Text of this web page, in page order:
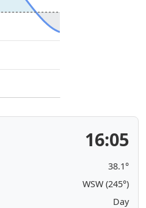
16:05
38.1°
WSW (245°)
Day